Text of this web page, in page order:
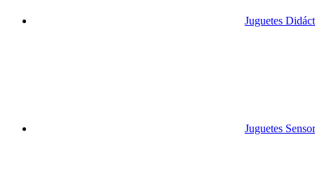
Juguetes
Juguetes